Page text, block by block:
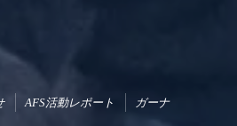
AFS活動レポート ガーナ